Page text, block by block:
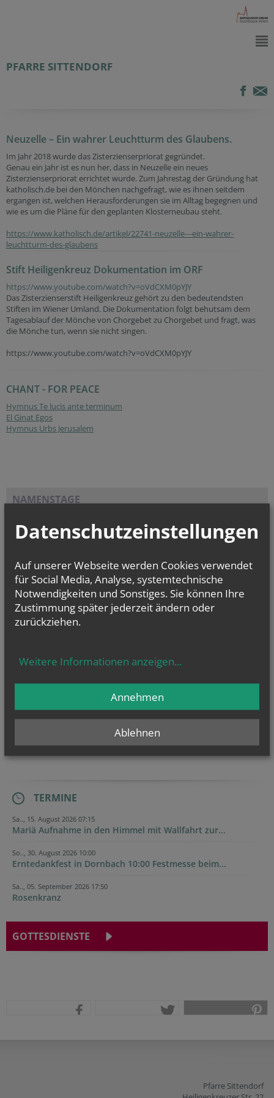
PFARRE SITTENDORF
Neuzelle – Ein wahrer Leuchtturm des Glaubens.
Im Jahr 2018 wurde das Zisterzienserpriorat gegründet.
Genau ein Jahr ist es nun her, dass in Neuzelle ein neues
Zisterzienserpriorat errichtet wurde. Zum Jahrestag der Gründung hat
katholisch.de bei den Mönchen nachgefragt, wie es ihnen seitdem
ergangen ist, welchen Herausforderungen sie im Alltag begegnen und
wie es um die Pläne für den geplanten Klosterneubau steht.
https://www.katholisch.de/artikel/22741-neuzelle---ein-wahrer-
leuchtturm-des-glaubens
Stift Heiligenkreuz Dokumentation im ORF
https://www.youtube.com/watch?v=oVdCXM0pYJY
Das Zisterzienserstift Heiligenkreuz gehört zu den bedeutendsten
Stiften im Wiener Umland. Die Dokumentation folgt behutsam dem
Tagesablauf der Mönche von Chorgebet zu Chorgebet und fragt, was
die Mönche tun, wenn sie nicht singen.
https://www.youtube.com/watch?v=oVdCXM0pYJY
CHANT - FOR PEACE
Hymnus Te lucis ante terminum
El Ginat Egos
Hymnus Urbs Jerusalem
NAMENSTAGE
Hildiger, Hl....
Evangelium
von heute
Mt 17, 14b–20
Wenn ihr Glauben habt, wird euch nichts unmöglich sein
TERMINE
Sa.., 15. August 2026 07:15
Mariä Aufnahme in den Himmel mit Wallfahrt zur...
So.., 30. August 2026 10:00
Erntedankfest in Dornbach 10:00 Festmesse beim...
Sa.., 05. September 2026 17:50
Rosenkranz
GOTTESDIENSTE
Pfarre Sittendorf
Datenschutzeinstellungen
Auf unserer Webseite werden Cookies verwendet
für Social Media, Analyse, systemtechnische
Notwendigkeiten und Sonstiges. Sie können Ihre
Zustimmung später jederzeit ändern oder
zurückziehen.
Weitere Informationen anzeigen...
Ablehnen
Annehmen